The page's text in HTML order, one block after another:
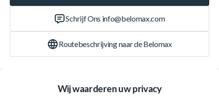
Wij waarderen uw privacy
Schrijf Ons info@belomax.com
Routebeschrijving naar de Belomax